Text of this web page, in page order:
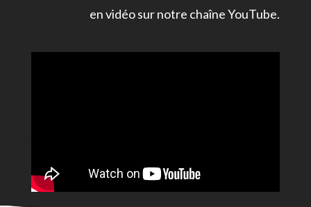
en vidéo sur notre chaîne YouTube.